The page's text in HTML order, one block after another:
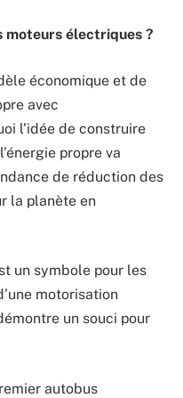
moteurs électriques ?
économique et de
avec
l’idée de construire
propre va
de réduction des
la planète en
un symbole pour les
motorisation
un souci pour
autobus